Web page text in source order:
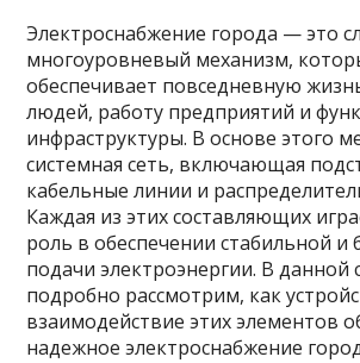
Электроснабжение города — это
многоуровневый механизм,
обеспечивает повседневную
людей, работу предприятий и
инфраструктуры. В основе этого
системная сеть, включающая
кабельные линии и
Каждая из этих составляющих
роль в обеспечении стабильной и
подачи электроэнергии. В данной
подробно рассмотрим, как
взаимодействие этих элементов
надежное электроснабжение